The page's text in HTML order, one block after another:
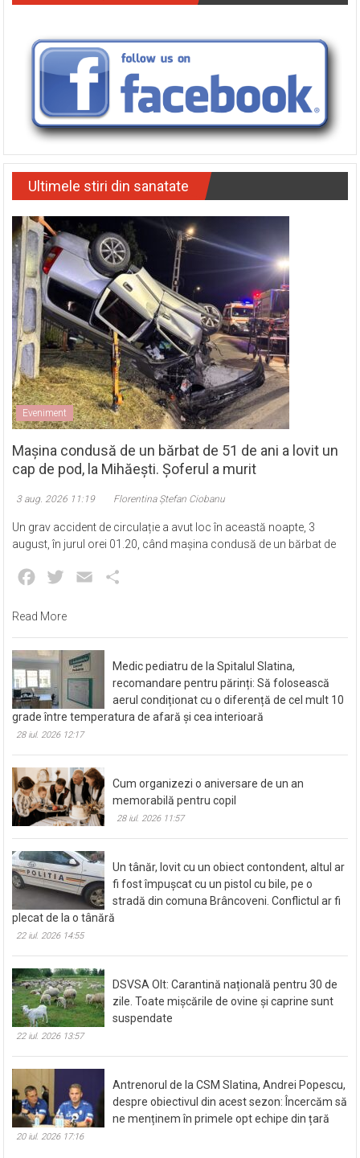
Ultimele stiri din sanatate
Eveniment
Mașina condusă de un bărbat de 51 de ani a lovit un
cap de pod, la Mihăești. Șoferul a murit
3 aug. 2026 11:19 Florentina Ștefan Ciobanu
Un grav accident de circulație a avut loc în această noapte, 3
august, în jurul orei 01.20, când mașina condusă de un bărbat de
Facebook
Twitter Email
Read More
Medic pediatru de la Spitalul Slatina,
recomandare pentru părinți: Să folosească
aerul condiționat cu o diferență de cel mult 10
grade între temperatura de afară și cea interioară
28 iul. 2026 12:17
Cum organizezi o aniversare de un an
memorabilă pentru copil
28 iul. 2026 11:57
Un tânăr, lovit cu un obiect contondent, altul ar
fi fost împușcat cu un pistol cu bile, pe o
stradă din comuna Brâncoveni. Conflictul ar fi
plecat de la o tânără
22 iul. 2026 14:55
DSVSA Olt: Carantină națională pentru 30 de
zile. Toate mișcările de ovine și caprine sunt
suspendate
22 iul. 2026 13:57
Antrenorul de la CSM Slatina, Andrei Popescu,
despre obiectivul din acest sezon: Încercăm să
ne menținem în primele opt echipe din țară
20 iul. 2026 17:16